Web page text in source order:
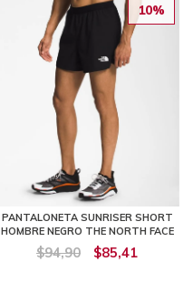
10%
PANTALONETA SUNRISER SHORT
HOMBRE NEGRO THE NORTH FACE
$94,90 $85,41